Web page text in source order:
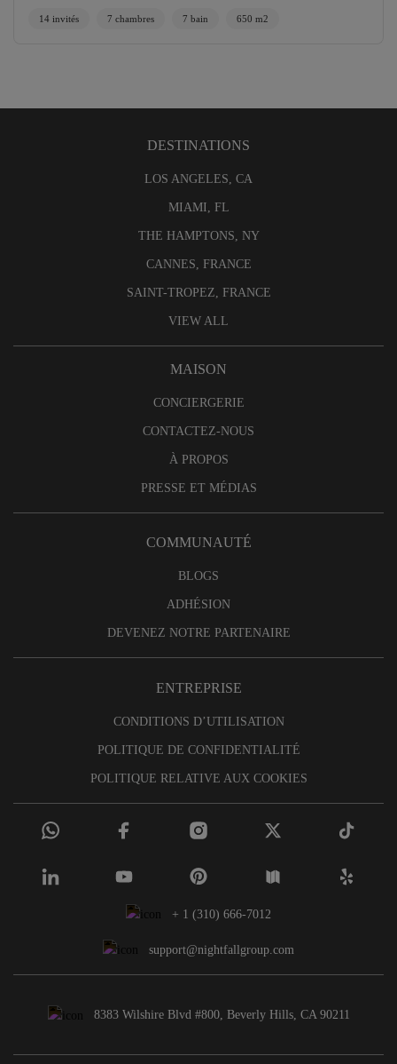
14 invités 7 chambres 7 bain 650 m2
DESTINATIONS
LOS ANGELES, CA
MIAMI, FL
THE HAMPTONS, NY
CANNES, FRANCE
SAINT-TROPEZ, FRANCE
VIEW ALL
MAISON
CONCIERGERIE
CONTACTEZ-NOUS
À PROPOS
PRESSE ET MÉDIAS
COMMUNAUTÉ
BLOGS
ADHÉSION
DEVENEZ NOTRE PARTENAIRE
ENTREPRISE
CONDITIONS D’UTILISATION
POLITIQUE DE CONFIDENTIALITÉ
POLITIQUE RELATIVE AUX COOKIES
+ 1 (310) 666-7012
support@nightfallgroup.com
8383 Wilshire Blvd #800, Beverly Hills, CA 90211